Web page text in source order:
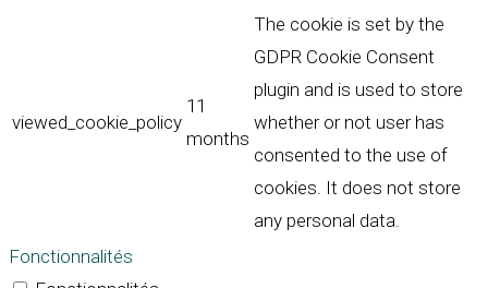
viewed_cookie_policy
11
months
The cookie is set by the
GDPR Cookie Consent
plugin and is used to store
whether or not user has
consented to the use of
cookies. It does not store
any personal data.
Fonctionnalités